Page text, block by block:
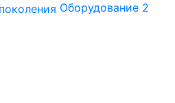
Оборудование 2